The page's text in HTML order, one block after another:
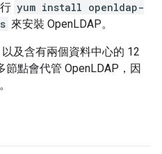
yum install openldap-
來安裝 OpenLDAP。
及含有兩個資料中心的 12
點會代管 OpenLDAP，因